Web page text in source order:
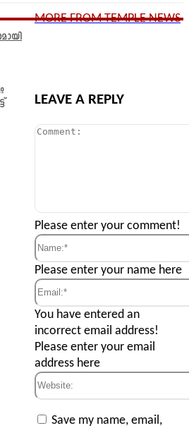
MORE FROM TEMPLE NEWS
LEAVE A REPLY
Comment:
Please enter your comment!
Name:*
Please enter your name here
Email:*
You have entered an
incorrect email address!
Please enter your email
address here
Save my name, email,